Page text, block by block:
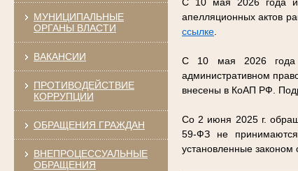
МУНИЦИПАЛЬНЫЕ
ОРГАНЫ ВЛАСТИ
ВАКАНСИИ
ПРОТИВОДЕЙСТВИЕ
КОРРУПЦИИ
ОБРАЩЕНИЯ ГРАЖДАН
ВНЕПРОЦЕССУАЛЬНЫЕ
ОБРАЩЕНИЯ
апелляционных актов
ссылке.
С 10 мая 2026 года
административном
внесены в КоАП РФ.
Со 2 июня 2025 г.
59-ФЗ не
установленные